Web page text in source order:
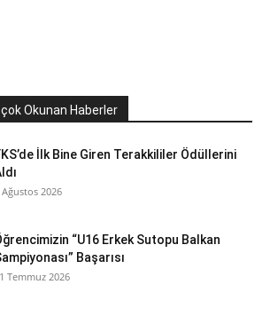
Okunan Haberler
İlk Bine Giren Terakkililer Ödüllerini
Ağustos 2026
“U16 Erkek Sutopu Balkan
Başarısı
Temmuz 2026